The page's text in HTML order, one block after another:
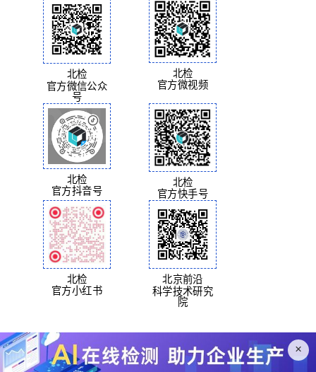
北检
官方微信公众
号
北检
官方微视频
北检
官方抖音号
北检
官方快手号
北检
官方小红书
北京前沿
科学技术研究
院
×